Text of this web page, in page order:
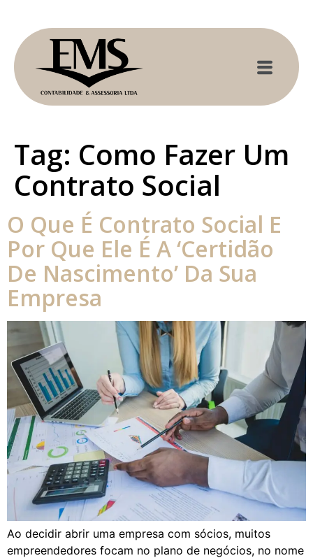
Tag: Como Fazer Um
Contrato Social
O Que É Contrato Social E
Por Que Ele É A ‘Certidão
De Nascimento’ Da Sua
Empresa
Ao decidir abrir uma empresa com sócios, muitos
empreendedores focam no plano de negócios, no nome